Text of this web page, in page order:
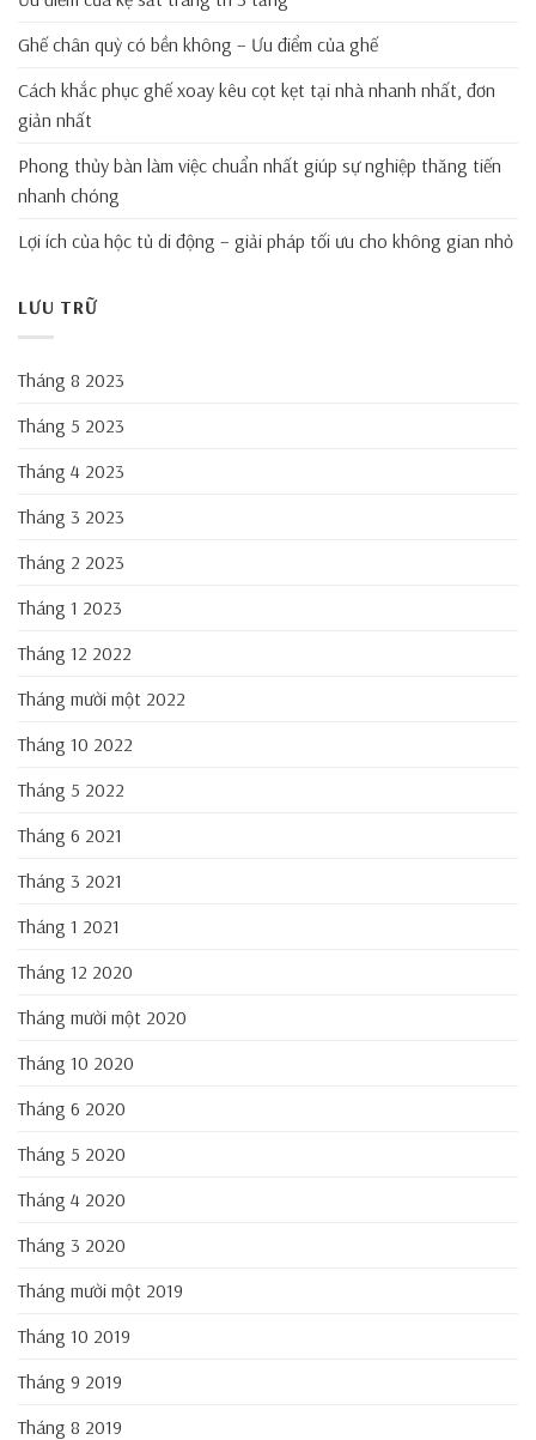
Ghế chân quỳ có bền không – Ưu điểm của ghế
Cách khắc phục ghế xoay kêu cọt kẹt tại nhà nhanh nhất, đơn
giản nhất
Phong thủy bàn làm việc chuẩn nhất giúp sự nghiệp thăng tiến
nhanh chóng
Lợi ích của hộc tủ di động – giải pháp tối ưu cho không gian nhỏ
LƯU TRỮ
Tháng 8 2023
Tháng 5 2023
Tháng 4 2023
Tháng 3 2023
Tháng 2 2023
Tháng 1 2023
Tháng 12 2022
Tháng mười một 2022
Tháng 10 2022
Tháng 5 2022
Tháng 6 2021
Tháng 3 2021
Tháng 1 2021
Tháng 12 2020
Tháng mười một 2020
Tháng 10 2020
Tháng 6 2020
Tháng 5 2020
Tháng 4 2020
Tháng 3 2020
Tháng mười một 2019
Tháng 10 2019
Tháng 9 2019
Tháng 8 2019